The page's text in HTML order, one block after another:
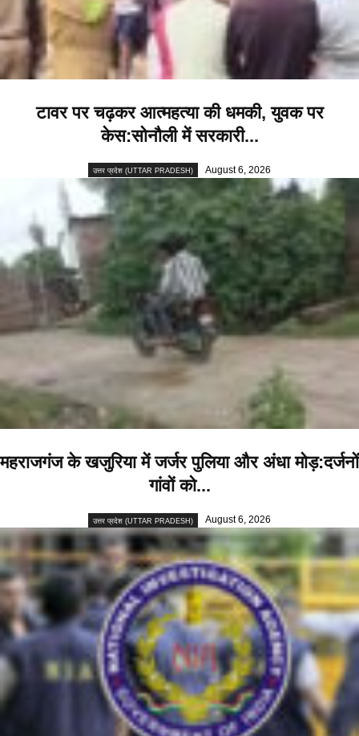
टावर पर चढ़कर आत्महत्या की धमकी, युवक पर
केस:सोनौली में सरकारी...
उत्तर प्रदेश (UTTAR PRADESH) August 6, 2026
महराजगंज के खजुरिया में जर्जर पुलिया और अंधा मोड़:दर्जनों
गांवों को...
उत्तर प्रदेश (UTTAR PRADESH) August 6, 2026